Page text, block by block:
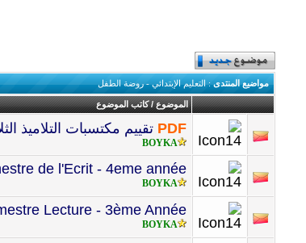
مواضيع المنتدى: التعليم الإبتدائي - روضة الطفل
الموضوع/كاتب الموضوع
PDF تقييم مكتسبات التلاميذ
BOYKA
de l'Ecrit - 4eme année
BOYKA
Lecture - 3ème Année
BOYKA